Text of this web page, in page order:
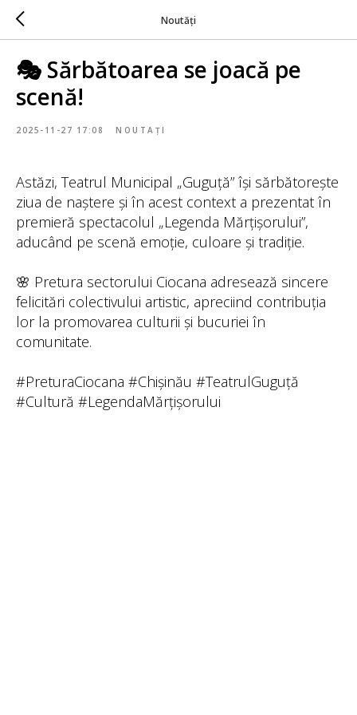
Noutăți
🎭 Sărbătoarea se joacă pe
scenă!
2025-11-27 17:08 NOUTAȚI
Astăzi, Teatrul Municipal „Guguță” își sărbătorește
ziua de naștere și în acest context a prezentat în
premieră spectacolul „Legenda Mărțișorului”,
aducând pe scenă emoție, culoare și tradiție.
🌸 Pretura sectorului Ciocana adresează sincere
felicitări colectivului artistic, apreciind contribuția
lor la promovarea culturii și bucuriei în
comunitate.
#PreturaCiocana #Chișinău #TeatrulGuguță
#Cultură #LegendaMărțișorului